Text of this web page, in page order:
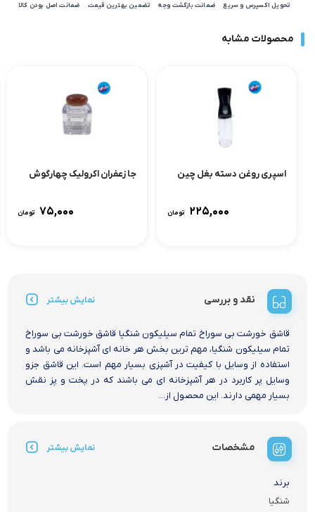
تحویل اکسپرس و سریع ضمانت بازگشت وجه تضمین بهترین قیمت ضمانت اصل بودن کالا
محصولات مشابه
اسپری روغن دسته بغل چین
۲۲۵,۰۰۰ تومان
جا زعفران اکرولیک چهارگوش
۷۵,۰۰۰ تومان
نقد و بررسی نمایش بیشتر
قاشق خورشت بی سوراخ تمام سیلیکون شنگیا قاشق خورشت بی سوراخ
تمام سیلیکون شنگیا، مهم ترین بخش هر خانه ای آشپزخانه می باشد و
استفاده از وسایل با کیفیت در آشپزی بسیار مهم است. این قاشق جزو
وسایل پر کاربرد در هر آشپزخانه ای می باشند که در پخت و پز نقش
بسیار مهمی دارند. این محصول از...
مشخصات نمایش بیشتر
برند
شنگیا